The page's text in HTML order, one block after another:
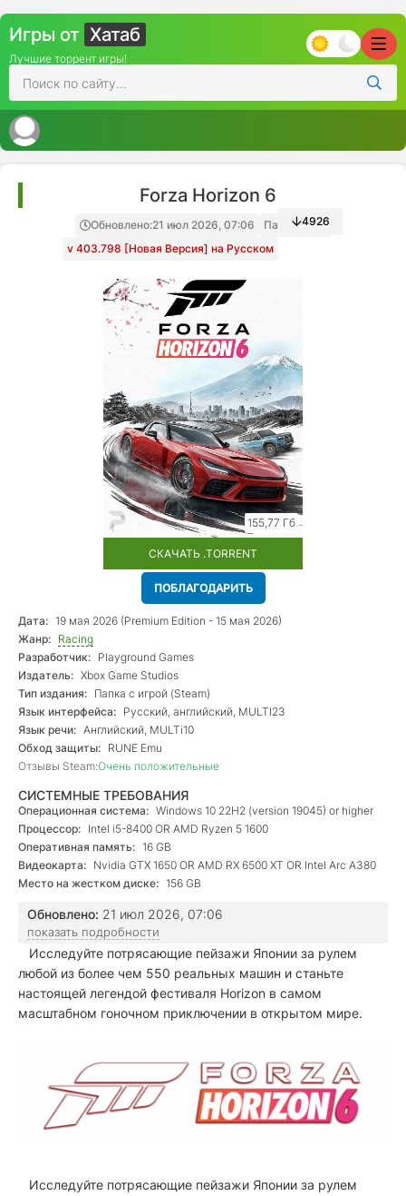
Игры от Хатаб
Лучшие торрент игры!
Forza Horizon 6
Обновлено:21 июл 2026, 07:06
Папка игры
v 403.798 [Новая Версия] на Русском
4926
155,77 Гб
СКАЧАТЬ .TORRENT
ПОБЛАГОДАРИТЬ
Дата: 19 мая 2026 (Premium Edition - 15 мая 2026)
Жанр: Racing
Разработчик: Playground Games
Издатель: Xbox Game Studios
Тип издания: Папка с игрой (Steam)
Язык интерфейса: Русский, английский, MULTI23
Язык речи: Английский, MULTi10
Обход защиты: RUNE Emu
Отзывы Steam:Очень положительные
СИСТЕМНЫЕ ТРЕБОВАНИЯ
Операционная система: Windows 10 22H2 (version 19045) or higher
Процессор: Intel i5-8400 OR AMD Ryzen 5 1600
Оперативная память: 16 GB
Видеокарта: Nvidia GTX 1650 OR AMD RX 6500 XT OR Intel Arc A380
Место на жестком диске: 156 GB
Обновлено: 21 июл 2026, 07:06
показать подробности
Исследуйте потрясающие пейзажи Японии за рулем
любой из более чем 550 реальных машин и станьте
настоящей легендой фестиваля Horizon в самом
масштабном гоночном приключении в открытом мире.
Исследуйте потрясающие пейзажи Японии за рулем